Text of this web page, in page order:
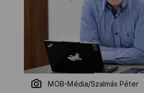
MOB-Média/Szalmás Péter